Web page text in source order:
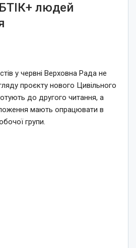
людей
у червні Верховна Рада не
проєкту нового Цивільного
до другого читання, а
мають опрацювати в
групи.